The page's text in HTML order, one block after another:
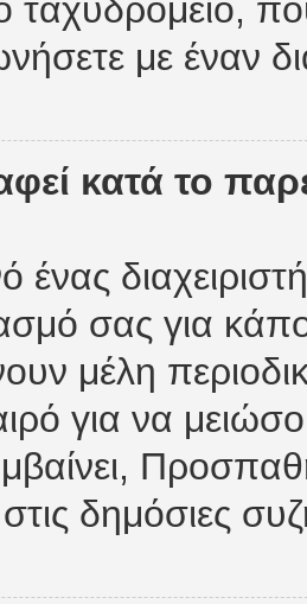
ταχυδρομείο,
με έναν
κατά το
ένας
σας για
μέλη
για να
δημόσιες